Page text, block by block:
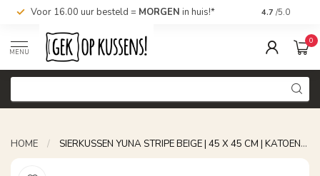
Voor 16.00 uur besteld = MORGEN in huis!* Nu bestellen,
4.7 /5.0
MENU
0
HOME / SIERKUSSEN YUNA STRIPE BEIGE | 45 X 45 CM | KATOEN/LINNEN